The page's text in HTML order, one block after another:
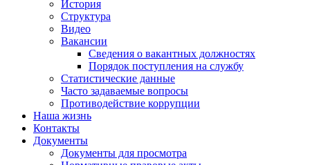
История
Структура
Видео
Вакансии
Сведения о вакантных должностях
Порядок поступления на службу
Статистические данные
Часто задаваемые вопросы
Противодействие коррупции
Наша жизнь
Контакты
Документы
Документы для просмотра